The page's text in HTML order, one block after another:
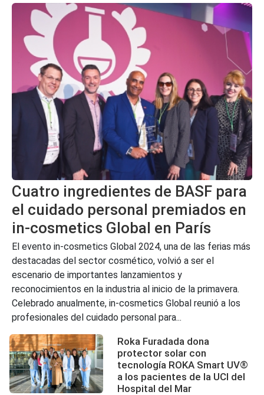
Cuatro ingredientes de BASF para
el cuidado personal premiados en
in-cosmetics Global en París
El evento in-cosmetics Global 2024, una de las ferias más
destacadas del sector cosmético, volvió a ser el
escenario de importantes lanzamientos y
reconocimientos en la industria al inicio de la primavera.
Celebrado anualmente, in-cosmetics Global reunió a los
profesionales del cuidado personal para...
Roka Furadada dona
protector solar con
tecnología ROKA Smart UV®
a los pacientes de la UCI del
Hospital del Mar